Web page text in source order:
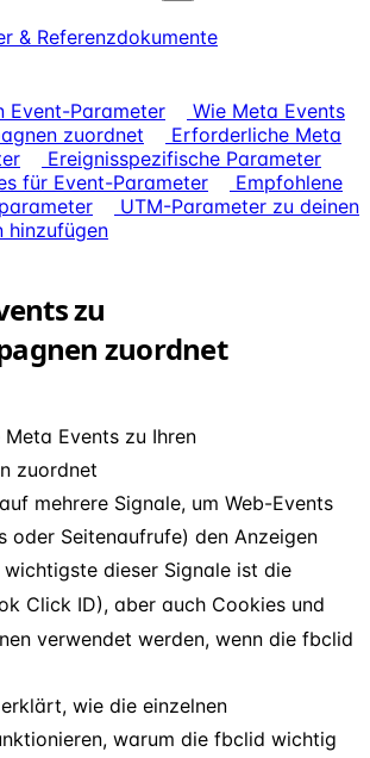
& Referenzdokumente
Event-Parameter
Wie Meta Events
zuordnet
Erforderliche Meta
Ereignisspezifische Parameter
für Event-Parameter
Empfohlene
UTM-Parameter zu deinen
hinzufügen
zu
zuordnet
Events zu Ihren
zuordnet
mehrere Signale, um Web-Events
oder Seitenaufrufe) den Anzeigen
wichtigste dieser Signale ist die
Click ID), aber auch Cookies und
verwendet werden, wenn die fbclid
wie die einzelnen
warum die fbclid wichtig